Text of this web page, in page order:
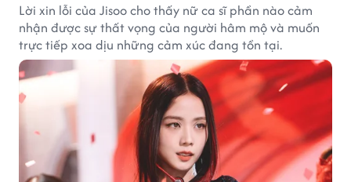
Lời xin lỗi của Jisoo cho thấy nữ ca sĩ phần nào cảm
nhận được sự thất vọng của người hâm mộ và muốn
trực tiếp xoa dịu những cảm xúc đang tồn tại.